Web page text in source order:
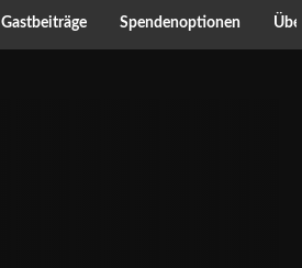
Gastbeiträge Spendenoptionen